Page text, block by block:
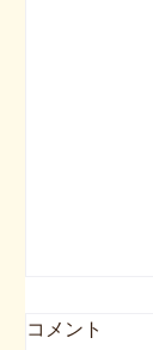
コメント